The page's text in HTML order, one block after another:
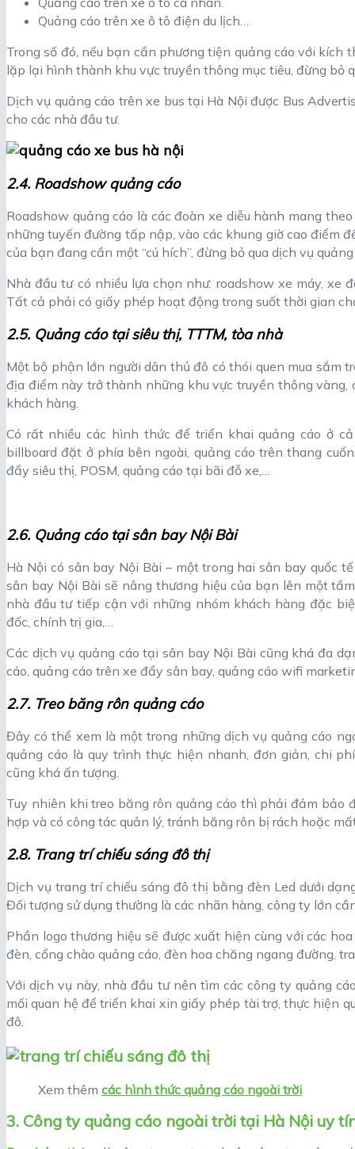
Quảng cáo trên xe ô tô điện du lịch…
Trong số đó, nếu bạn cần phương tiện quảng cáo với
lặp lại hình thành khu vực truyền thông mục tiêu, đừng bỏ
Dịch vụ quảng cáo trên xe bus tại Hà Nội được Bus
cho các nhà đầu tư.
2.4. Roadshow quảng cáo
Roadshow quảng cáo là các đoàn xe diễu hành mang
những tuyến đường tấp nập, vào các khung giờ cao điểm
của bạn đang cần một “cú hích”, đừng bỏ qua dịch vụ
Nhà đầu tư có nhiều lựa chọn như: roadshow xe máy, xe
Tất cả phải có giấy phép hoạt động trong suốt thời gian
2.5. Quảng cáo tại siêu thị, TTTM, tòa nhà
Một bộ phận lớn người dân thủ đô có thói quen mua sắm
địa điểm này trở thành những khu vực truyền thông
khách hàng.
Có rất nhiều các hình thức để triển khai quảng cáo ở
billboard đặt ở phía bên ngoài, quảng cáo trên thang
đẩy siêu thị, POSM, quảng cáo tại bãi đỗ xe,…
2.6. Quảng cáo tại sân bay Nội Bài
Hà Nội có sân bay Nội Bài – một trong hai sân bay quốc
sân bay Nội Bài sẽ nâng thương hiệu của bạn lên một
nhà đầu tư tiếp cận với những nhóm khách hàng đặc
đốc, chính trị gia,…
Các dịch vụ quảng cáo tại sân bay Nội Bài cũng khá đa
cáo, quảng cáo trên xe đẩy sân bay, quảng cáo wifi
2.7. Treo băng rôn quảng cáo
Đây có thể xem là một trong những dịch vụ quảng cáo
quảng cáo là quy trình thực hiện nhanh, đơn giản, chi
cũng khá ấn tượng.
Tuy nhiên khi treo băng rôn quảng cáo thì phải đảm bảo
hợp và có công tác quản lý, tránh băng rôn bị rách hoặc
2.8. Trang trí chiếu sáng đô thị
Dịch vụ trang trí chiếu sáng đô thị bằng đèn Led dưới
Đối tượng sử dụng thường là các nhãn hàng, công ty lớn
Phần logo thương hiệu sẽ được xuất hiện cùng với các
đèn, cổng chào quảng cáo, đèn hoa chăng ngang đường,
Với dịch vụ này, nhà đầu tư nên tìm các công ty quảng
mối quan hệ để triển khai xin giấy phép tài trợ, thực hiện
đô.
Xem thêm các hình thức quảng cáo ngoài trời
3. Công ty quảng cáo ngoài trời tại Hà Nội uy